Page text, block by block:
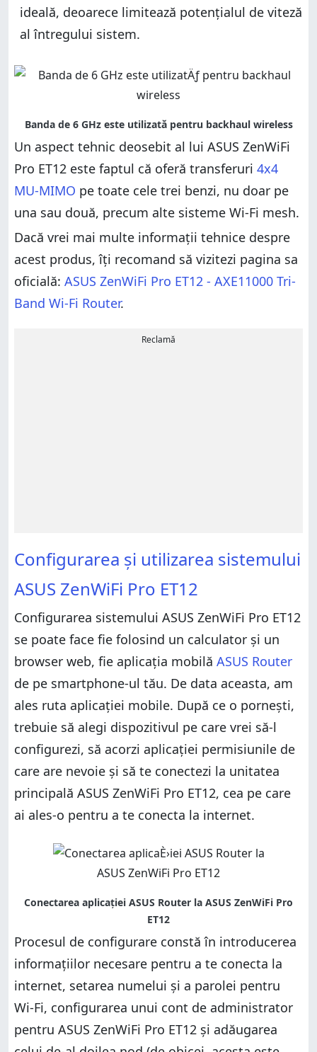
ideală, deoarece limitează potențialul de viteză
al întregului sistem.
Un aspect tehnic deosebit al lui ASUS ZenWiFi
Pro ET12 este faptul că oferă transferuri 4x4
MU-MIMO pe toate cele trei benzi, nu doar pe
una sau două, precum alte sisteme Wi-Fi mesh.
Dacă vrei mai multe informații tehnice despre
acest produs, îți recomand să vizitezi pagina sa
oficială: ASUS ZenWiFi Pro ET12 - AXE11000 Tri-
Band Wi-Fi Router.
Reclamă
Configurarea și utilizarea sistemului
ASUS ZenWiFi Pro ET12
Configurarea sistemului ASUS ZenWiFi Pro ET12
se poate face fie folosind un calculator și un
browser web, fie aplicația mobilă ASUS Router
de pe smartphone-ul tău. De data aceasta, am
ales ruta aplicației mobile. După ce o pornești,
trebuie să alegi dispozitivul pe care vrei să-l
configurezi, să acorzi aplicației permisiunile de
care are nevoie și să te conectezi la unitatea
principală ASUS ZenWiFi Pro ET12, cea pe care
ai ales-o pentru a te conecta la internet.
Procesul de configurare constă în introducerea
informațiilor necesare pentru a te conecta la
internet, setarea numelui și a parolei pentru
Wi-Fi, configurarea unui cont de administrator
pentru ASUS ZenWiFi Pro ET12 și adăugarea